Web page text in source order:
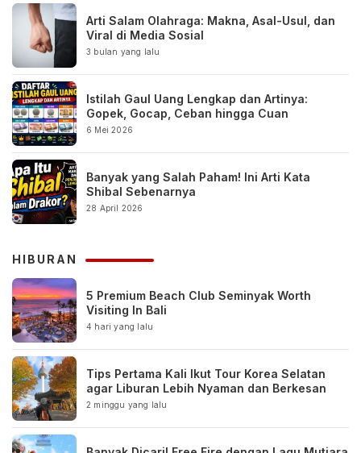
Arti Salam Olahraga: Makna, Asal-Usul, dan
Viral di Media Sosial
3 bulan yang lalu
Istilah Gaul Uang Lengkap dan Artinya:
Gopek, Gocap, Ceban hingga Cuan
6 Mei 2026
Banyak yang Salah Paham! Ini Arti Kata
Shibal Sebenarnya
28 April 2026
HIBURAN
5 Premium Beach Club Seminyak Worth
Visiting In Bali
4 hari yang lalu
Tips Pertama Kali Ikut Tour Korea Selatan
agar Liburan Lebih Nyaman dan Berkesan
2 minggu yang lalu